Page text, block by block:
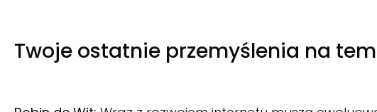
Twoje ostatnie przemyślenia na